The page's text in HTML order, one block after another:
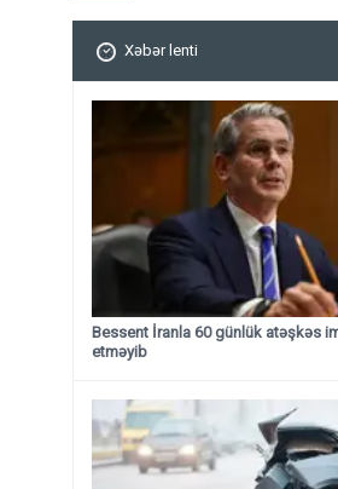
Xəbər lenti
Bessent İranla 60 günlük atəşkəs
etməyib